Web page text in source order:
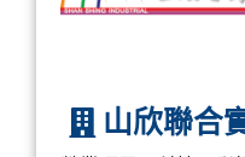
山欣聯合